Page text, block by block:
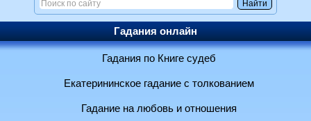
Гадания онлайн
Гадания по Книге судеб
Екатерининское гадание с толкованием
Гадание на любовь и отношения